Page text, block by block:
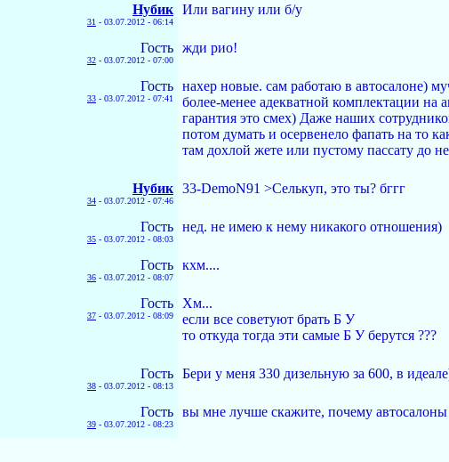
Нyбик
31 - 03.07.2012 - 06:14
Или вагину или б/у
Гость
32 - 03.07.2012 - 07:00
жди рио!
Гость
33 - 03.07.2012 - 07:41
нахер новые. сам работаю в автосалоне)
более-менее адекватной комплектации
гарантия это смех) Даже наших
потом думать и осервенело фапать на то
там дохлой жете или пустому пассату до
Нyбик
34 - 03.07.2012 - 07:46
33-DemoN91 >Селькуп, это ты? бггг
Гость
35 - 03.07.2012 - 08:03
нед. не имею к нему никакого отношения)
Гость
36 - 03.07.2012 - 08:07
кхм....
Гость
37 - 03.07.2012 - 08:09
Хм...
если все советуют брать Б У
то откуда тогда эти самые Б У берутся ???
Гость
38 - 03.07.2012 - 08:13
Бери у меня 330 дизельную за 600, в
Гость
39 - 03.07.2012 - 08:23
вы мне лучше скажите, почему автосалоны